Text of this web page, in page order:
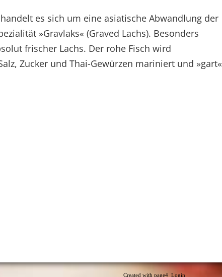
es sich um eine asiatische Abwandlung der
»Gravlaks« (Graved Lachs). Besonders
frischer Lachs. Der rohe Fisch wird
Zucker und Thai-Gewürzen mariniert und »gart«
Created with page4 Login